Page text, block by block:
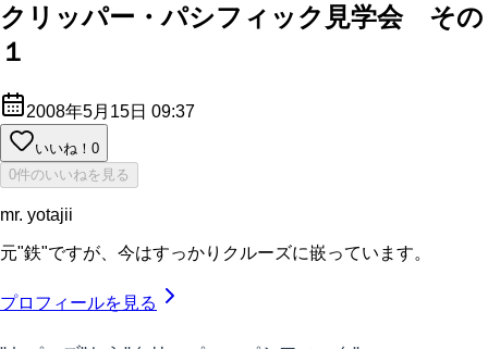
クリッパー・パシフィック見学会 その
１
2008年5月15日 09:37
いいね！ 0
0件のいいねを見る
mr. yotajii
元"鉄"ですが、今はすっかりクルーズに嵌っています。
プロフィールを見る